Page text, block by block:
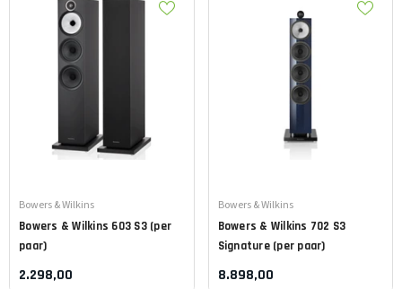
Leverancier:
Bowers & Wilkins
Bowers & Wilkins 603 S3 (per
paar)
2.298,00
Leverancier:
Bowers & Wilkins
Bowers & Wilkins 702 S3
Signature (per paar)
8.898,00